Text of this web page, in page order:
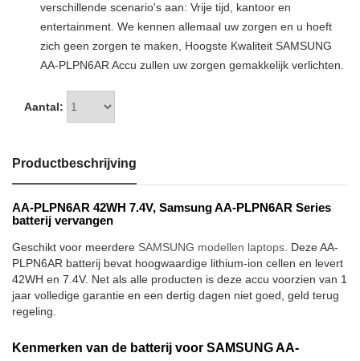
verschillende scenario's aan: Vrije tijd, kantoor en
entertainment. We kennen allemaal uw zorgen en u hoeft
zich geen zorgen te maken, Hoogste Kwaliteit SAMSUNG
AA-PLPN6AR Accu zullen uw zorgen gemakkelijk verlichten.
Aantal:
Productbeschrijving
AA-PLPN6AR 42WH 7.4V, Samsung AA-PLPN6AR Series
batterij vervangen
Geschikt voor meerdere SAMSUNG modellen laptops . Deze AA-
PLPN6AR batterij bevat hoogwaardige lithium-ion cellen en levert
42WH en 7.4V. Net als alle producten is deze accu voorzien van 1
jaar volledige garantie en een dertig dagen niet goed, geld terug
regeling.
Kenmerken van de batterij voor SAMSUNG AA-